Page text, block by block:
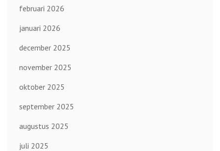
februari 2026
januari 2026
december 2025
november 2025
oktober 2025
september 2025
augustus 2025
juli 2025